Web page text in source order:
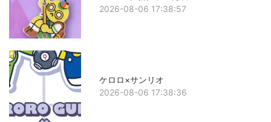
2026-08-06 17:38:57
ケロロ×サンリオ
2026-08-06 17:38:36